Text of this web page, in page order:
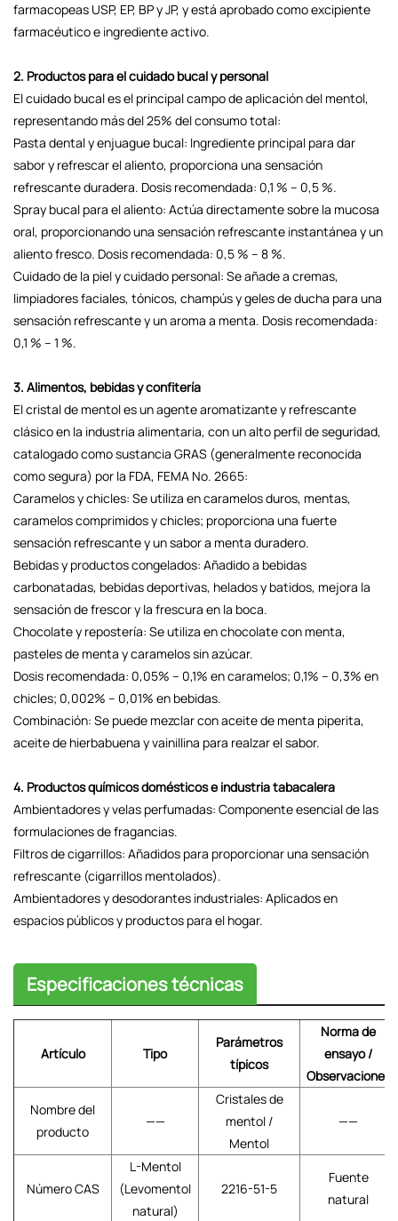
farmacopeas USP, EP, BP y JP, y está aprobado como excipiente
farmacéutico e ingrediente activo.
2. Productos para el cuidado bucal y personal
El cuidado bucal es el principal campo de aplicación del mentol,
representando más del 25% del consumo total:
Pasta dental y enjuague bucal: Ingrediente principal para dar
sabor y refrescar el aliento, proporciona una sensación
refrescante duradera. Dosis recomendada: 0,1 % – 0,5 %.
Spray bucal para el aliento: Actúa directamente sobre la mucosa
oral, proporcionando una sensación refrescante instantánea y un
aliento fresco. Dosis recomendada: 0,5 % – 8 %.
Cuidado de la piel y cuidado personal: Se añade a cremas,
limpiadores faciales, tónicos, champús y geles de ducha para una
sensación refrescante y un aroma a menta. Dosis recomendada:
0,1 % – 1 %.
3. Alimentos, bebidas y confitería
El cristal de mentol es un agente aromatizante y refrescante
clásico en la industria alimentaria, con un alto perfil de seguridad,
catalogado como sustancia GRAS (generalmente reconocida
como segura) por la FDA, FEMA No. 2665:
Caramelos y chicles: Se utiliza en caramelos duros, mentas,
caramelos comprimidos y chicles; proporciona una fuerte
sensación refrescante y un sabor a menta duradero.
Bebidas y productos congelados: Añadido a bebidas
carbonatadas, bebidas deportivas, helados y batidos, mejora la
sensación de frescor y la frescura en la boca.
Chocolate y repostería: Se utiliza en chocolate con menta,
pasteles de menta y caramelos sin azúcar.
Dosis recomendada: 0,05% – 0,1% en caramelos; 0,1% – 0,3% en
chicles; 0,002% – 0,01% en bebidas.
Combinación: Se puede mezclar con aceite de menta piperita,
aceite de hierbabuena y vainillina para realzar el sabor.
4. Productos químicos domésticos e industria tabacalera
Ambientadores y velas perfumadas: Componente esencial de las
formulaciones de fragancias.
Filtros de cigarrillos: Añadidos para proporcionar una sensación
refrescante (cigarrillos mentolados).
Ambientadores y desodorantes industriales: Aplicados en
espacios públicos y productos para el hogar.
Especificaciones técnicas
Artículo Tipo
Parámetros
típicos
Norma de
ensayo /
Observaciones
Nombre del
producto
——
Cristales de
mentol /
Mentol
——
Número CAS
L-Mentol
(Levomentol
natural)
2216-51-5
Fuente
natural